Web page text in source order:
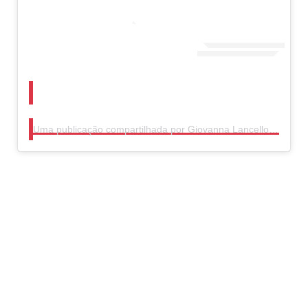
Uma publicação compartilhada por Giovanna Lancellotti (@gilancellotti)